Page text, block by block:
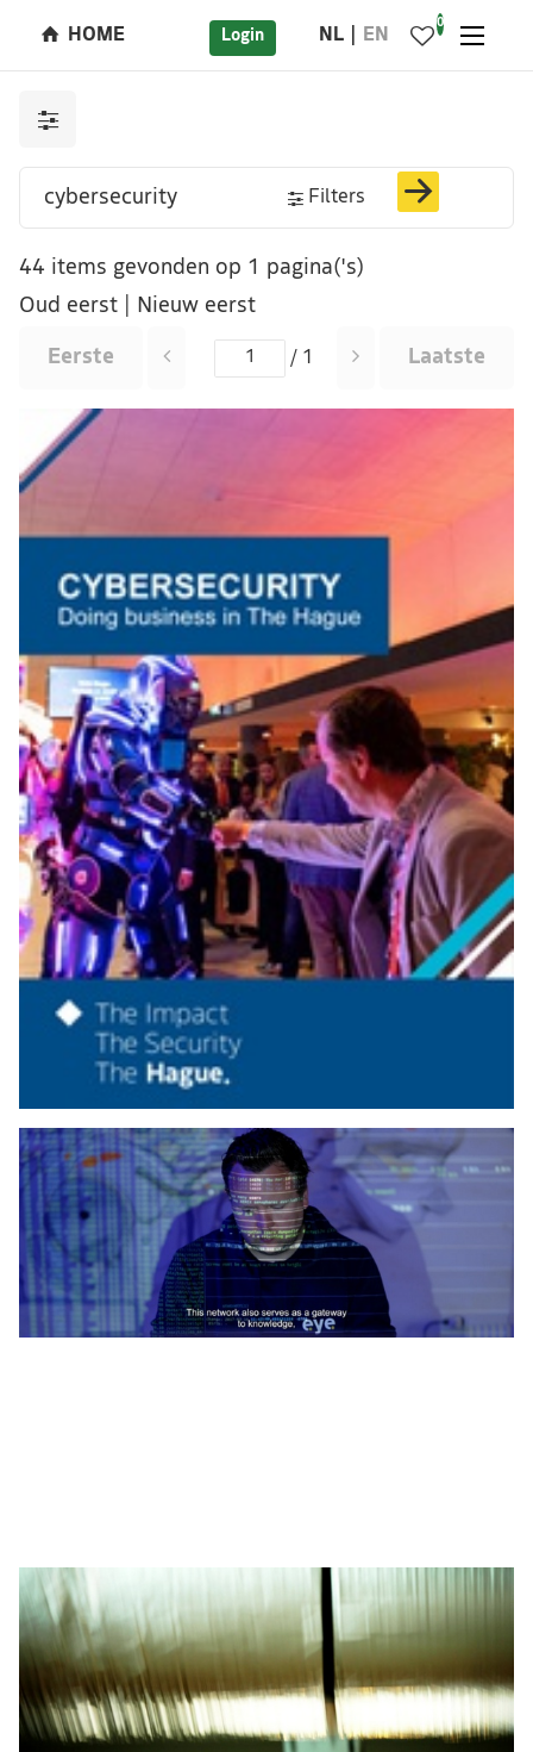
HOME Login NL EN
0
Filters
44 items gevonden op 1 pagina('s)
Oud eerst
Nieuw eerst
Eerste / 1 Laatste